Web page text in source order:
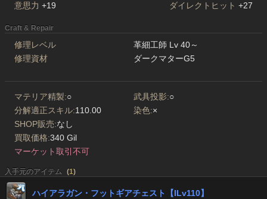
意思力 +19 ダイレクトヒット +27
Craft & Repair
修理レベル
革細工師 Lv 40～
修理資材
ダークマターG5
マテリア精製:○ 武具投影:○
分解適正スキル:110.00 染色:×
SHOP販売:なし
買取価格:340 Gil
マーケット取引不可
入手元のアイテム (1)
ハイアラガン・フットギアチェスト【ILv110】